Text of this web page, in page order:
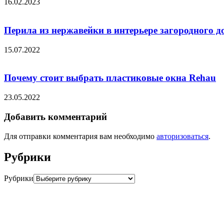
16.02.2023
Перила из нержавейки в интерьере загородного
15.07.2022
Почему стоит выбрать пластиковые окна Rehau
23.05.2022
Добавить комментарий
Для отправки комментария вам необходимо авторизоваться.
Рубрики
Рубрики